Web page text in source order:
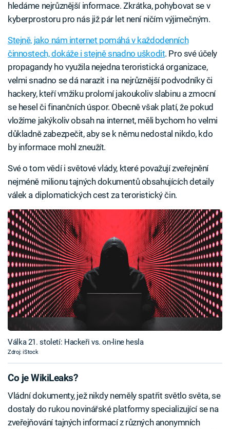
hledáme nejrůznější informace. Zkrátka, pohybovat se v
kyberprostoru pro nás již pár let není ničím výjimečným.
Stejně, jako nám internet pomáhá v každodenních
činnostech, dokáže i stejně snadno uškodit. Pro své účely
propagandy ho využila nejedna teroristická organizace,
velmi snadno se dá narazit i na nejrůznější podvodníky či
hackery, kteří vmžiku prolomí jakoukoliv slabinu a zmocní
se hesel či finančních úspor. Obecně však platí, že pokud
vložíme jakýkoliv obsah na internet, měli bychom ho velmi
důkladně zabezpečit, aby se k němu nedostal nikdo, kdo
by informace mohl zneužít.
Své o tom vědí i světové vlády, které považují zveřejnění
nejméně milionu tajných dokumentů obsahujících detaily
válek a diplomatických cest za teroristický čin.
Válka 21. století: Hackeři vs. on-line hesla
Zdroj: iStock
Co je WikiLeaks?
Vládní dokumenty, jež nikdy neměly spatřit světlo světa, se
dostaly do rukou novinářské platformy specializující se na
zveřejňování tajných informací z různých anonymních